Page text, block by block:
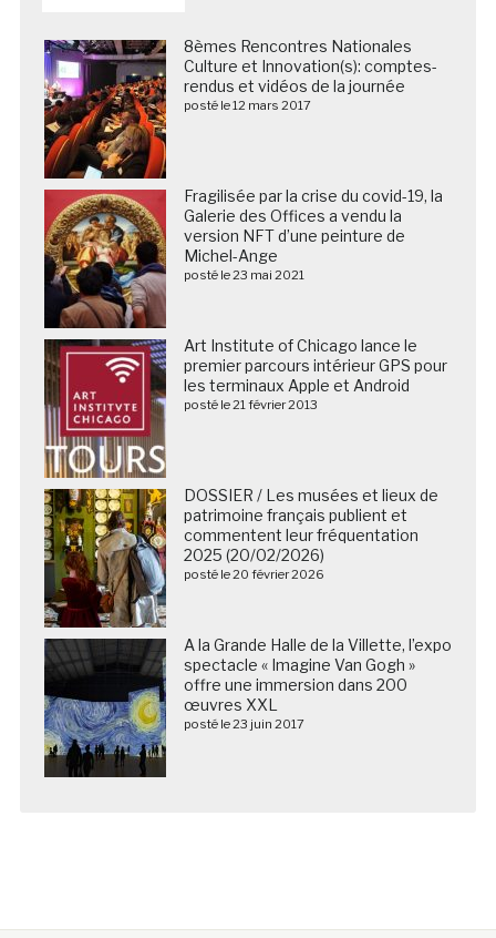
8èmes Rencontres Nationales
Culture et Innovation(s): comptes-
rendus et vidéos de la journée
posté le 12 mars 2017
Fragilisée par la crise du covid-19, la
Galerie des Offices a vendu la
version NFT d’une peinture de
Michel-Ange
posté le 23 mai 2021
Art Institute of Chicago lance le
premier parcours intérieur GPS pour
les terminaux Apple et Android
posté le 21 février 2013
DOSSIER / Les musées et lieux de
patrimoine français publient et
commentent leur fréquentation
2025 (20/02/2026)
posté le 20 février 2026
A la Grande Halle de la Villette, l’expo
spectacle « Imagine Van Gogh »
offre une immersion dans 200
œuvres XXL
posté le 23 juin 2017